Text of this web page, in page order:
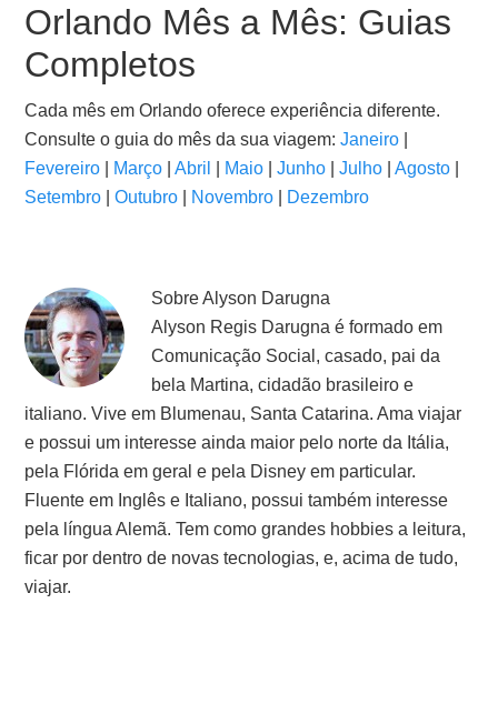
Orlando Mês a Mês: Guias
Completos
Cada mês em Orlando oferece experiência diferente.
Consulte o guia do mês da sua viagem:Janeiro
Fevereiro
Março |Abril Maio |Junho |Julho |Agosto
Setembro |Outubro Novembro Dezembro
SobreAlyson Darugna
Alyson Regis Darugna é formado em
Comunicação Social, casado, pai da
bela Martina, cidadão brasileiro e
italiano. Vive em Blumenau, Santa Catarina. Ama viajar
e possui um interesse ainda maior pelo norte da Itália,
pela Flórida em geral e pela Disney em particular.
Fluente em Inglês e Italiano, possui também interesse
pela língua Alemã. Tem como grandes hobbies a leitura,
ficar por dentro de novas tecnologias, e, acima de tudo,
viajar.